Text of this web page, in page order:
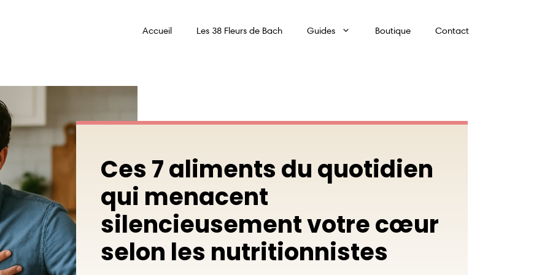
Accueil Les 38 Fleurs de Bach Guides Boutique Contact
Ces 7 aliments du quotidien
qui menacent
silencieusement votre cœur
selon les nutritionnistes